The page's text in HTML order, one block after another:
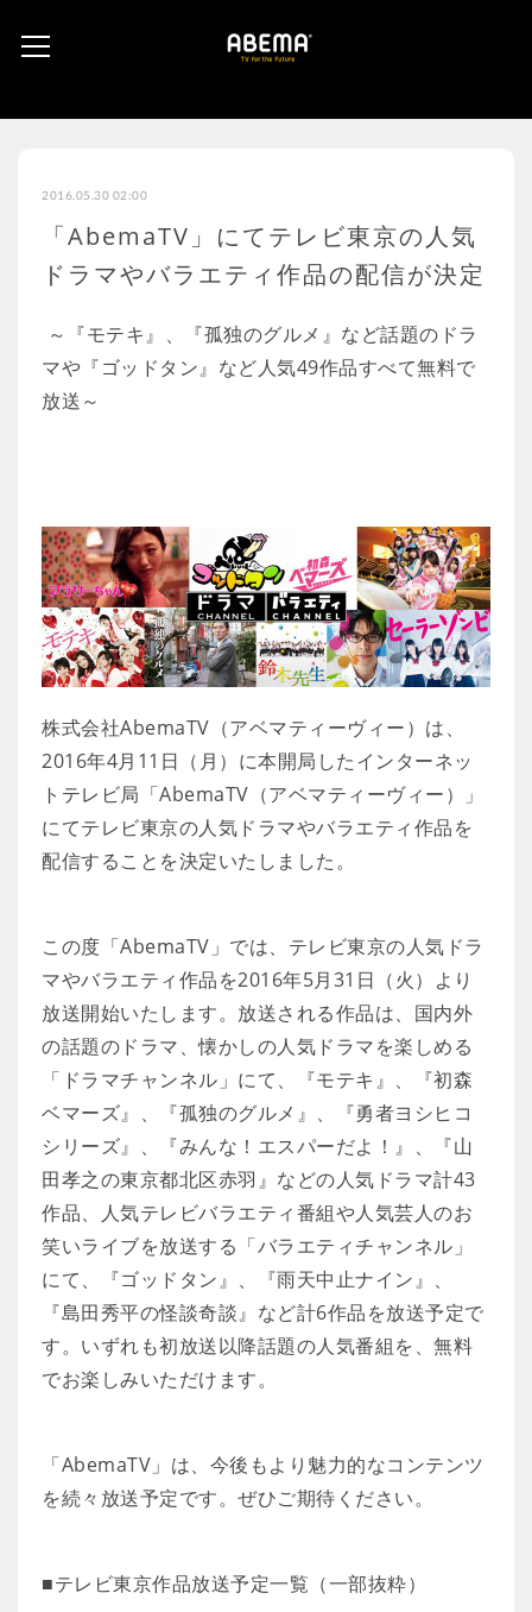
2016.05.30 02:00
「AbemaTV」にてテレビ東京の人気
ドラマやバラエティ作品の配信が決定
～『モテキ』、『孤独のグルメ』など話題のドラ
マや『ゴッドタン』など人気49作品すべて無料で
放送～
株式会社AbemaTV（アベマティーヴィー）は、
2016年4月11日（月）に本開局したインターネッ
トテレビ局「AbemaTV（アベマティーヴィー）」
にてテレビ東京の人気ドラマやバラエティ作品を
配信することを決定いたしました。
この度「AbemaTV」では、テレビ東京の人気ドラ
マやバラエティ作品を2016年5月31日（火）より
放送開始いたします。放送される作品は、国内外
の話題のドラマ、懐かしの人気ドラマを楽しめる
「ドラマチャンネル」にて、『モテキ』、『初森
ベマーズ』、『孤独のグルメ』、『勇者ヨシヒコ
シリーズ』、『みんな！エスパーだよ！』、『山
田孝之の東京都北区赤羽』などの人気ドラマ計43
作品、人気テレビバラエティ番組や人気芸人のお
笑いライブを放送する「バラエティチャンネル」
にて、『ゴッドタン』、『雨天中止ナイン』、
『島田秀平の怪談奇談』など計6作品を放送予定で
す。いずれも初放送以降話題の人気番組を、無料
でお楽しみいただけます。
「AbemaTV」は、今後もより魅力的なコンテンツ
を続々放送予定です。ぜひご期待ください。
■テレビ東京作品放送予定一覧（一部抜粋）